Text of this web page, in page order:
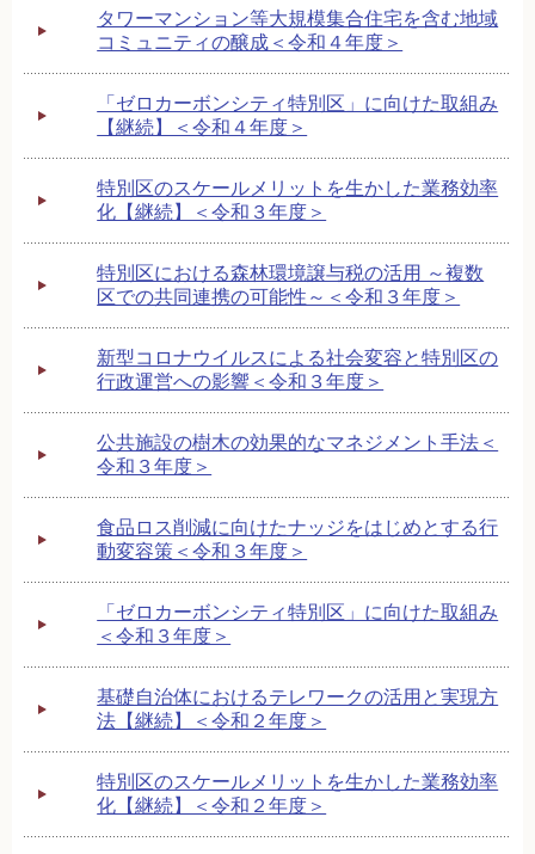
タワーマンション等大規模集合住宅を含む地域
コミュニティの醸成＜令和４年度＞
「ゼロカーボンシティ特別区」に向けた取組み
【継続】＜令和４年度＞
特別区のスケールメリットを生かした業務効率
化【継続】＜令和３年度＞
特別区における森林環境譲与税の活用 ～複数
区での共同連携の可能性～＜令和３年度＞
新型コロナウイルスによる社会変容と特別区の
行政運営への影響＜令和３年度＞
公共施設の樹木の効果的なマネジメント手法＜
令和３年度＞
食品ロス削減に向けたナッジをはじめとする行
動変容策＜令和３年度＞
「ゼロカーボンシティ特別区」に向けた取組み
＜令和３年度＞
基礎自治体におけるテレワークの活用と実現方
法【継続】＜令和２年度＞
特別区のスケールメリットを生かした業務効率
化【継続】＜令和２年度＞